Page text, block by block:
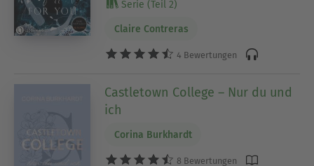
Serie (Teil 2)
Claire Contreras
4 Bewertungen
Castletown College – Nur du und
ich
Corina Burkhardt
8 Bewertungen